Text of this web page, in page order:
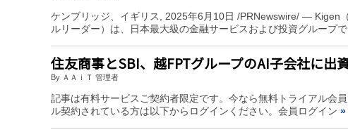
ケンブリッジ、イギリス, 2025年6月10日 /PRNewswire/ — Kigen
ルリーダー）は、日本最大級の金融サービスおよび投資グループで
住友商事とSBI、越FPTグループのAI子会社に出
By ＡＡｉＴ 管理者
記事は有料サービスご契約者限定です。今なら無料トライアル会
ル契約されている方は以下からログインください。会員ログイン »